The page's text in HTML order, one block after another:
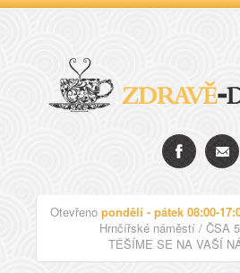
Otevřeno pondělí - pátek 08:00-
Hrnčířské náměstí / ČSA
TĚŠÍME SE NA VAŠÍ